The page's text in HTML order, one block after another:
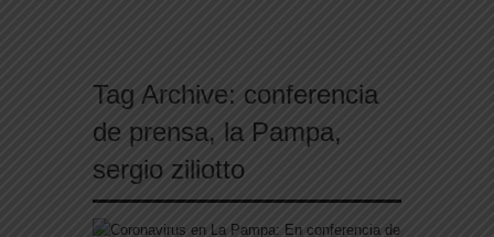
Tag Archive: conferencia
de prensa, la Pampa,
sergio ziliotto